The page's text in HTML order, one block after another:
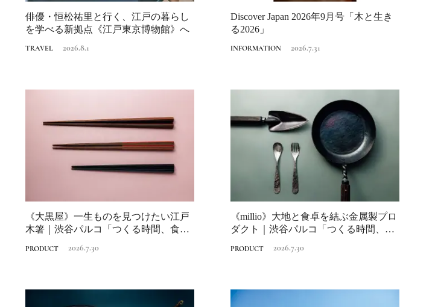
俳優・恒松祐里と行く、江戸の暮らし
を学べる新拠点《江戸東京博物館》へ
TRAVEL 2026.8.1
Discover Japan 2026年9月号「木と生き
る2026」
INFORMATION 2026.7.31
《大黒屋》一生ものを見つけたい江戸
木箸｜渋谷パルコ「つくる時間、食べ
PRODUCT 2026.7.30
《millio》大地と食卓を結ぶ金属製プロ
ダクト｜渋谷パルコ「つくる時間、食
PRODUCT 2026.7.30